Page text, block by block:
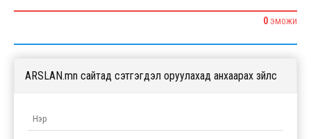
0 ЭМОЖИ
ARSLAN.mn сайтад сэтгэгдэл оруулахад анхаарах зүйлс